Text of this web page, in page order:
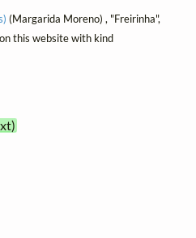
(Margarida Moreno) , "Freirinha",
this website with kind